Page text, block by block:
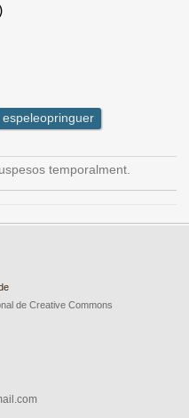
espeleopringuer
temporalment.
de Creative Commons